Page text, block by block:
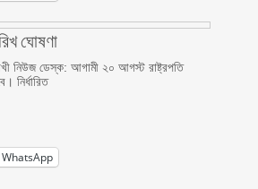
ঘোষণা
নিউজ ডেস্ক: আগামী ২০ আগস্ট রাষ্ট্রপতি
নির্ধারিত
WhatsApp